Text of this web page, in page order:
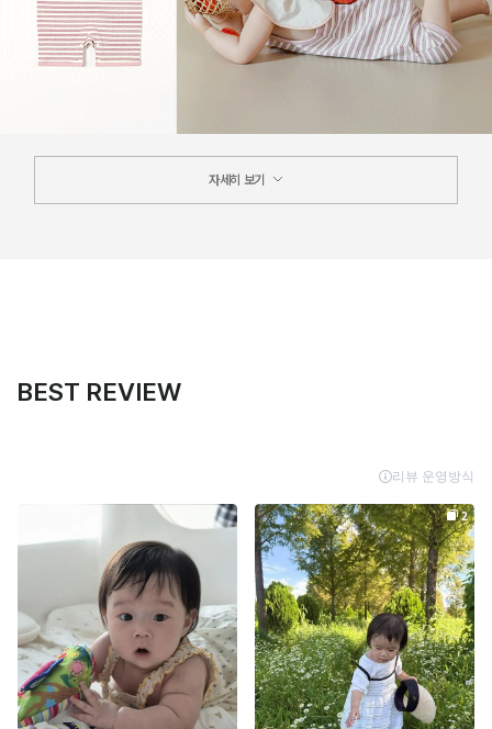
자세히 보기
BEST REVIEW